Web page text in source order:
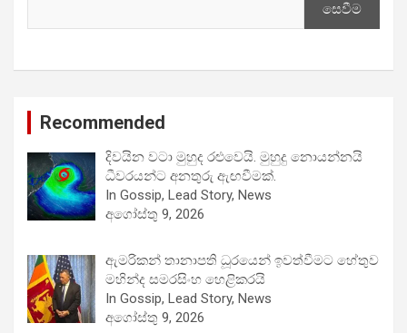
සෙවීම
Recommended
දිවයින වටා මුහුද රළුවෙයි. මුහුදු නොයන්නයි
ධීවරයන්ට අනතුරු ඇඟවීමක්.
In Gossip, Lead Story, News
අගෝස්තු 9, 2026
ඇමරිකන් තානාපති ධූරයෙන් ඉවත්වීමට හේතුව
මහින්ද සමරසිංහ හෙළිකරයි
In Gossip, Lead Story, News
අගෝස්තු 9, 2026